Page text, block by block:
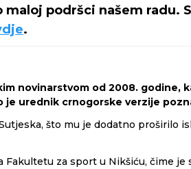
podršci našem radu.
.
novinarstvom od 2008. godine,
je urednik crnogorske verzije
što mu je dodatno proširilo
za sport u Nikšiću, čime je